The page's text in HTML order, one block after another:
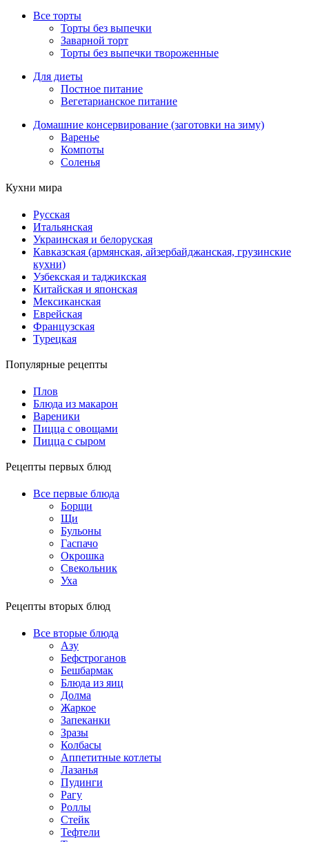
Все торты
Торты без выпечки
Заварной торт
Торты без выпечки твороженные
Для диеты
Постное питание
Вегетарианское питание
Домашние консервирование (заготовки на зиму)
Варенье
Компоты
Соленья
Кухни мира
Русская
Итальянская
Украинская и белоруская
Кавказская (армянская, айзербайджанская, грузинские
кухни)
Узбекская и таджикская
Китайская и японская
Мексиканская
Еврейская
Французская
Турецкая
Популярные рецепты
Плов
Блюда из макарон
Вареники
Пицца с овощами
Пицца с сыром
Рецепты первых блюд
Все первые блюда
Борщи
Щи
Бульоны
Гаспачо
Окрошка
Свекольник
Уха
Рецепты вторых блюд
Все вторые блюда
Азу
Бефстроганов
Бешбармак
Блюда из яиц
Долма
Жаркое
Запеканки
Зразы
Колбасы
Аппетитные котлеты
Лазанья
Пудинги
Рагу
Роллы
Стейк
Тефтели